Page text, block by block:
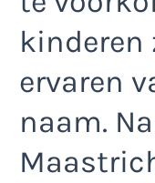
kinderen
ervaren
naam.